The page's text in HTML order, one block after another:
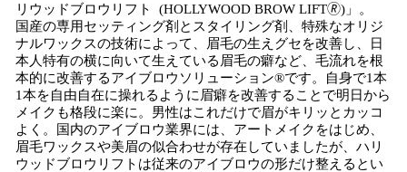
リウッドブロウリフト (HOLLYWOOD BROW LIFT🄬)」。
国産の専用セッティング剤とスタイリング剤、特殊なオリジ
ナルワックスの技術によって、眉毛の生えグセを改善し、日
本人特有の横に向いて生えている眉毛の癖など、毛流れを根
本的に改善するアイブロウソリューション®です。自身で1本
1本を自由自在に操れるように眉癖を改善することで明日から
メイクも格段に楽に。男性はこれだけで眉がキリッとカッコ
よく。国内のアイブロウ業界には、アートメイクをはじめ、
眉毛ワックスや美眉の似合わせが存在していましたが、ハリ
ウッドブロウリフトは従来のアイブロウの形だけ整えるとい